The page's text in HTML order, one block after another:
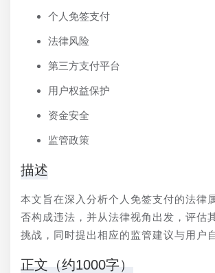
个人免签支付
法律风险
第三方支付平台
用户权益保护
资金安全
监管政策
描述
本文旨在深入分析个人免签支付的法律
否构成违法，并从法律视角出发，评估
挑战，同时提出相应的监管建议与用户
正文（约1000字）